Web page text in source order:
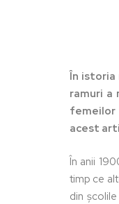
Hit enter
În istoria
ramuri a
femeilor
acest
În anii
timp ce
din